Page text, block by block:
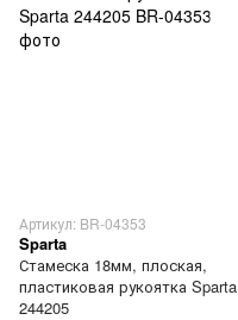
Артикул: BR-04353
Sparta
Стамеска 18мм, плоская,
пластиковая рукоятка Sparta
244205